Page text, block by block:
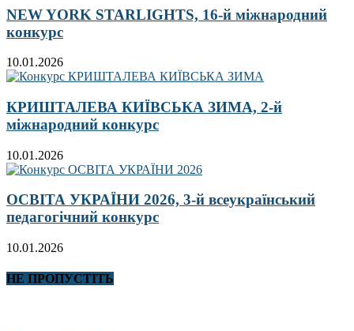
NEW YORK STARLIGHTS, 16-й міжнародний
конкурс
10.01.2026
КРИШТАЛЕВА КИЇВСЬКА ЗИМА, 2-й
міжнародний конкурс
10.01.2026
ОСВІТА УКРАЇНИ 2026, 3-й всеукраїнський
педагогічний конкурс
10.01.2026
НЕ ПРОПУСТІТЬ